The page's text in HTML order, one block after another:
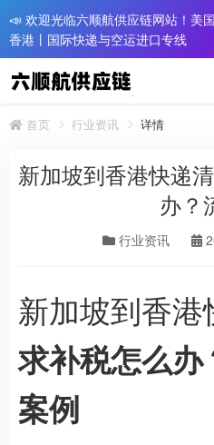
📣 欢迎光临六顺航供应链网站！美
香港丨国际快递与空运进口专线
首页 行业资讯 详情
新加坡到香港快递
办？
行业资讯
新加坡到香港
求补税怎么
案例